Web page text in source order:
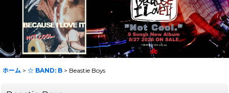
ホーム > ☆ BAND: B > Beastie Boys